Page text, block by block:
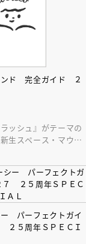
ンド 完全ガイド ２
ッシュ』がテーマの
生スペース・マウン
パーフェクトガイ
２５周年ＳＰＥＣＩ